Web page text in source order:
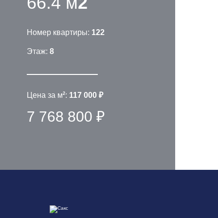
Номер квартиры: 122
Этаж: 8
Цена за м2: 117 000 ₽
7 768 800 ₽